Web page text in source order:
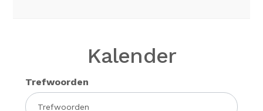
Kalender
Trefwoorden